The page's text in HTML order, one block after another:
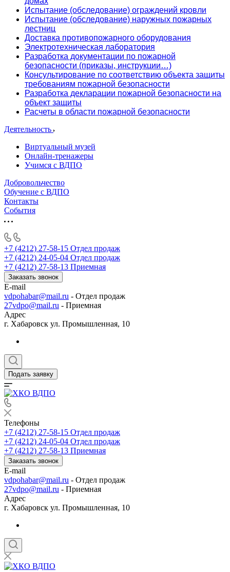
Испытание (обследование) ограждений кровли
Испытание (обследование) наружных пожарных
лестниц
Доставка противопожарного оборудования
Электротехническая лаборатория
Разработка документации по пожарной
безопасности (приказы, инструкции…)
Консультирование по соответствию объекта защиты
требованиям пожарной безопасности
Разработка декларации пожарной безопасности на
объект защиты
Расчеты в области пожарной безопасности
Деятельность
Виртуальный музей
Онлайн-тренажеры
Учимся с ВДПО
Добровольчество
Обучение с ВДПО
Контакты
События
+7 (4212) 27-58-15 Отдел продаж
+7 (4212) 24-05-04 Отдел продаж
+7 (4212) 27-58-13 Приемная
Заказать звонок
E-mail
vdpohabar@mail.ru - Отдел продаж
27vdpo@mail.ru - Приемная
Адрес
г. Хабаровск ул. Промышленная, 10
Подать заявку
Телефоны
+7 (4212) 27-58-15 Отдел продаж
+7 (4212) 24-05-04 Отдел продаж
+7 (4212) 27-58-13 Приемная
Заказать звонок
E-mail
vdpohabar@mail.ru - Отдел продаж
27vdpo@mail.ru - Приемная
Адрес
г. Хабаровск ул. Промышленная, 10